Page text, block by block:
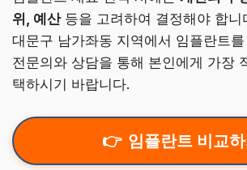
위, 예산등을 고려하여 결정해야 합니
대문구 남가좌동 지역에서 임플란트
전문의와 상담을 통해 본인에게 가장
택하시기 바랍니다.
임플란트 비교